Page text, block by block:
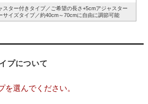
スター付きタイプ／ご希望の長さ+5cmアジャスター
サイズタイプ／約40cm～70cmに自由に調節可能
プについて
を選んでください。